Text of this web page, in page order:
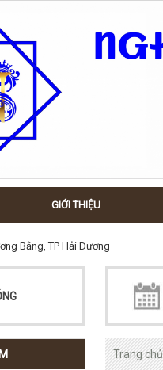
GIỚI THIỆU
Bằng, TP Hải Dương
Trang chủ